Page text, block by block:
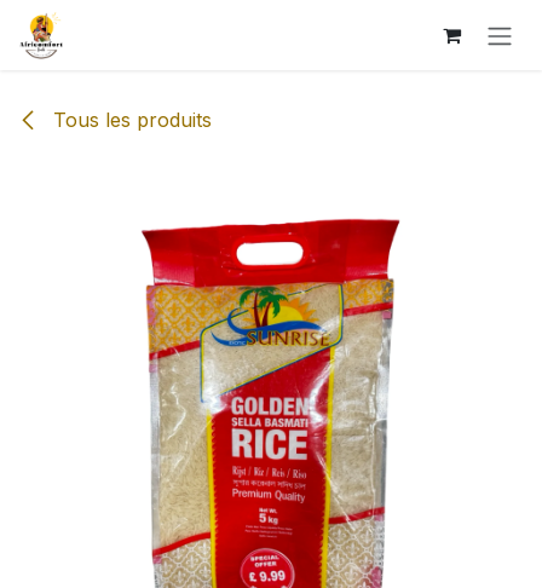
Se rendre au contenu
Tous les produits